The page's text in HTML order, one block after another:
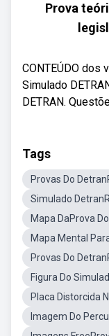
Prova
CONTEÚDO dos
Simulado
DETRAN.
Tags
Provas Do
Simulado
Mapa DaProva
Mapa Mental
Provas Do
Figura Do
Placa Distorcida
Imagem Do